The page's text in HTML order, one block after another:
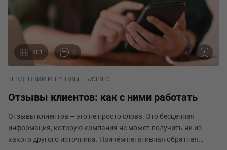
801 0
ТЕНДЕНЦИИ И ТРЕНДЫ БИЗНЕС
Отзывы клиентов: как с ними работать
Отзывы клиентов – это не просто слова. Это бесценная
информация, которую компания не может получить ни из
какого другого источника. Причём негативная обратная